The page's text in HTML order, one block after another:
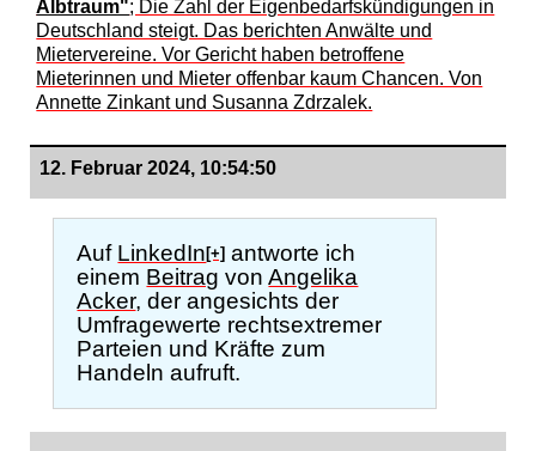
Albtraum"; Die Zahl der Eigenbedarfskündigungen in
Deutschland steigt. Das berichten Anwälte und
Mietervereine. Vor Gericht haben betroffene
Mieterinnen und Mieter offenbar kaum Chancen. Von
Annette Zinkant und Susanna Zdrzalek.
12. Februar 2024, 10:54:50
Auf LinkedIn[+] antworte ich
einem Beitrag vonAngelika
Acker, der angesichts der
Umfragewerte rechtsextremer
Parteien und Kräfte zum
Handeln aufruft.